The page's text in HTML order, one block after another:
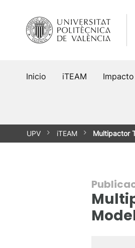
contenido
Inicio iTEAM Impacto
UPV iTEAM Multipactor